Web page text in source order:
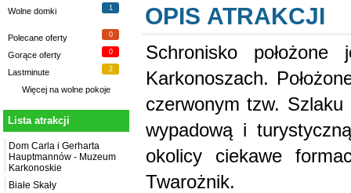
Wolne domki 1
Polecane oferty 0
Gorące oferty 0
Lastminute 2
Więcej na wolne pokoje
Lista atrakcji
Dom Carla i Gerharta
Hauptmannów - Muzeum
Karkonoskie
Białe Skały
OPIS ATRAKCJI
Schronisko
Karkonoszach.
czerwonym tzw.
wypadową i
okolicy ciekawe
Twarożnik.